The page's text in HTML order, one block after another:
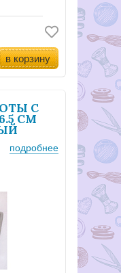
в корзину
С
СМ
подробнее